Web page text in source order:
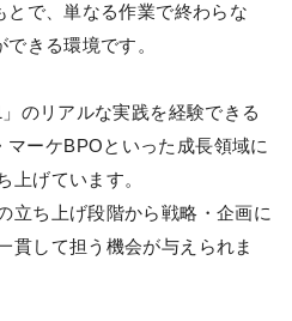
で、単なる作業で終わらな
きる環境です。
のリアルな実践を経験できる
マーケBPOといった成長領域に
上げています。
立ち上げ段階から戦略・企画に
貫して担う機会が与えられま